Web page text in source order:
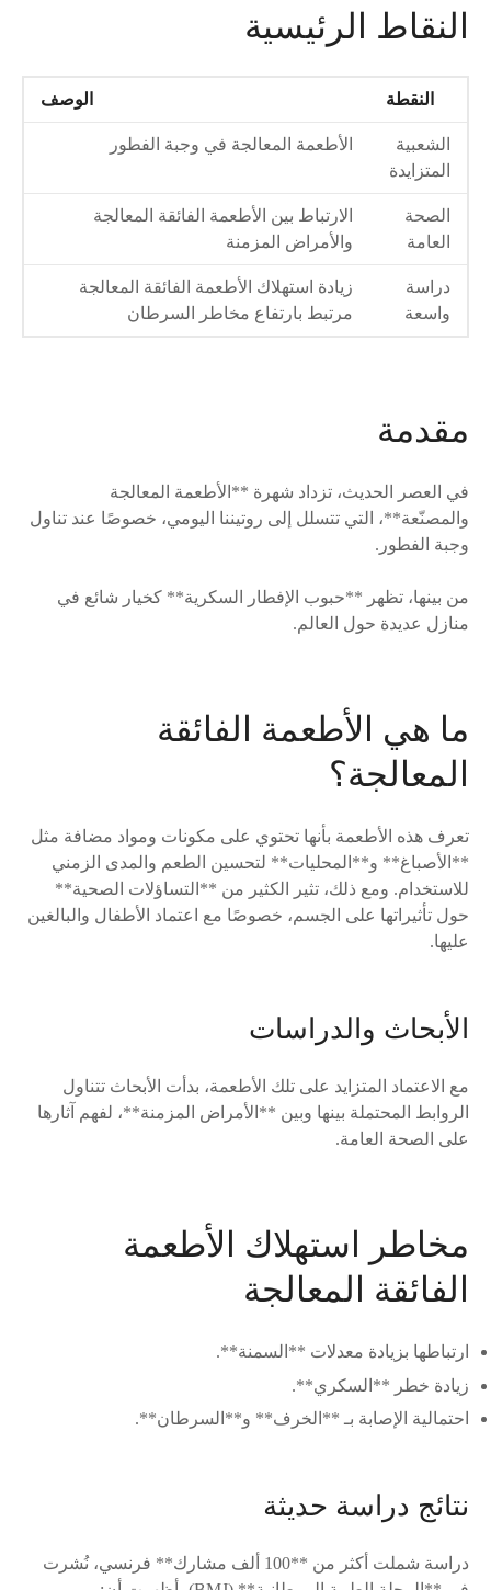
النقاط الرئيسية
النقطة الوصف
الشعبية
المتزايدة
الأطعمة المعالجة في وجبة الفطور
الصحة
العامة
الارتباط بين الأطعمة الفائقة المعالجة
والأمراض المزمنة
دراسة
واسعة
زيادة استهلاك الأطعمة الفائقة المعالجة
مرتبط بارتفاع مخاطر السرطان
مقدمة
في العصر الحديث، تزداد شهرة **الأطعمة المعالجة
والمصنّعة**، التي تتسلل إلى روتيننا اليومي، خصوصًا عند تناول
وجبة الفطور.
من بينها، تظهر **حبوب الإفطار السكرية** كخيار شائع في
منازل عديدة حول العالم.
ما هي الأطعمة الفائقة
المعالجة؟
تعرف هذه الأطعمة بأنها تحتوي على مكونات ومواد مضافة مثل
**الأصباغ** و**المحليات** لتحسين الطعم والمدى الزمني
للاستخدام. ومع ذلك، تثير الكثير من **التساؤلات الصحية**
حول تأثيراتها على الجسم، خصوصًا مع اعتماد الأطفال والبالغين
عليها.
الأبحاث والدراسات
مع الاعتماد المتزايد على تلك الأطعمة، بدأت الأبحاث تتناول
الروابط المحتملة بينها وبين **الأمراض المزمنة**، لفهم آثارها
على الصحة العامة.
مخاطر استهلاك الأطعمة
الفائقة المعالجة
ارتباطها بزيادة معدلات **السمنة**.
زيادة خطر **السكري**.
احتمالية الإصابة بـ **الخرف** و**السرطان**.
نتائج دراسة حديثة
دراسة شملت أكثر من **100 ألف مشارك** فرنسي، نُشرت